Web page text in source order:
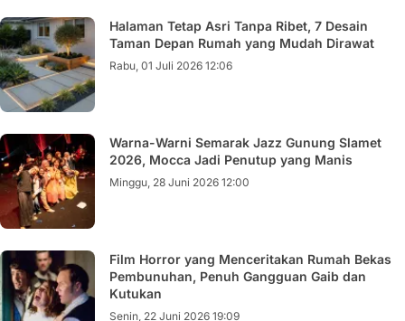
Halaman Tetap Asri Tanpa Ribet, 7 Desain
Taman Depan Rumah yang Mudah Dirawat
Rabu, 01 Juli 2026 12:06
Warna-Warni Semarak Jazz Gunung Slamet
2026, Mocca Jadi Penutup yang Manis
Minggu, 28 Juni 2026 12:00
Film Horror yang Menceritakan Rumah Bekas
Pembunuhan, Penuh Gangguan Gaib dan
Kutukan
Senin, 22 Juni 2026 19:09